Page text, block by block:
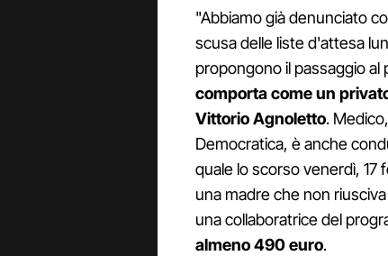
"Abbiamo già denunciato
scusa delle liste d'attesa
propongono il passaggio al
comporta come un
Vittorio Agnoletto.
Democratica, è anche
quale lo scorso venerdì, 17
una madre che non
una collaboratrice del
almeno 490 euro.